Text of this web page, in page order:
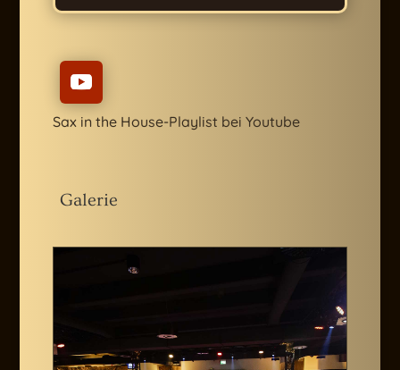
Player
Sax in the House-Playlist bei Youtube
Galerie